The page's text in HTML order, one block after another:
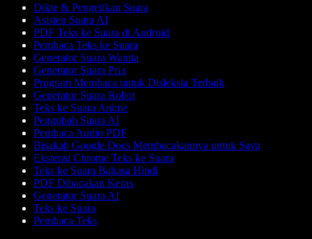
Dikte & Pengetikan Suara
Asisten Suara AI
PDF Teks ke Suara di Android
Pembaca Teks ke Suara
Generator Suara Wanita
Generator Suara Pria
Program Membaca untuk Disleksia Terbaik
Generator Suara Robot
Teks ke Suara Anime
Pengubah Suara AI
Pembaca Audio PDF
Bisakah Google Docs Membacakannya untuk Saya
Ekstensi Chrome Teks ke Suara
Teks ke Suara Bahasa Hindi
PDF Dibacakan Keras
Generator Suara AI
Teks ke Suara
Pembaca Teks